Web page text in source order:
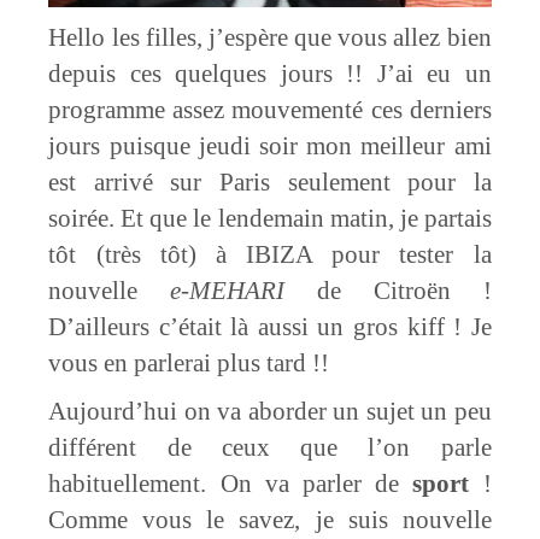
Hello les filles, j’espère que vous allez bien
depuis ces quelques jours !! J’ai eu un
programme assez mouvementé ces derniers
jours puisque jeudi soir mon meilleur ami
est arrivé sur Paris seulement pour la
soirée. Et que le lendemain matin, je partais
tôt (très tôt) à IBIZA pour tester la
nouvellee-MEHARIde Citroën !
D’ailleurs c’était là aussi un gros kiff ! Je
vous en parlerai plus tard !!
Aujourd’hui on va aborder un sujet un peu
différent de ceux que l’on parle
habituellement. On va parler desport !
Comme vous le savez, je suis nouvelle